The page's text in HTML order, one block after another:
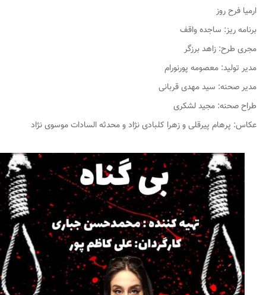
ارمیا ‌فرح ‌روز
برنامه ریز: ساجده واقف
مجری طرح: زاهد برزگر
مدیر تولید: معصومه ‌پورنورام
مدیر صحنه: سید مهدی قربانی
طراح صحنه: مجید لشکری
عکاس: پرهام پیرقلی و زهرا ‌کلبادی ‌نژاد و محدثه ‌السادات ‌موسوی ‌نژاد